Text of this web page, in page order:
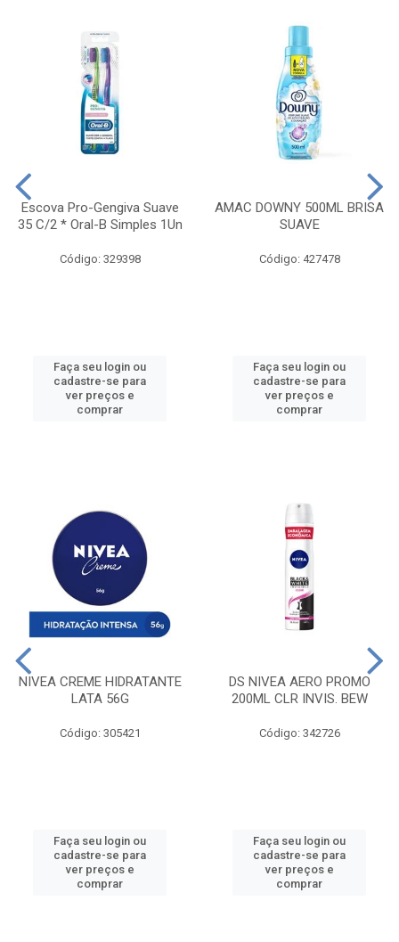
Escova Pro-Gengiva Suave
35 C/2 * Oral-B Simples 1Un
Código: 329398
Faça seu login ou
cadastre-se para
ver preços e
comprar
AMAC DOWNY 500ML BRISA
SUAVE
Código: 427478
Faça seu login ou
cadastre-se para
ver preços e
comprar
NIVEA CREME HIDRATANTE
LATA 56G
Código: 305421
Faça seu login ou
cadastre-se para
ver preços e
comprar
DS NIVEA AERO PROMO
200ML CLR INVIS. BEW
Código: 342726
Faça seu login ou
cadastre-se para
ver preços e
comprar